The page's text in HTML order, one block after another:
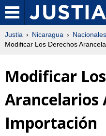
Justia Nicaragua Nacionales
Modificar Los Derechos
Modificar
Arancelarios
Importación